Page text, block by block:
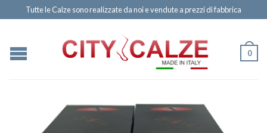
Tutte le Calze sono realizzate da noi e vendute a prezzi di fabbrica
0